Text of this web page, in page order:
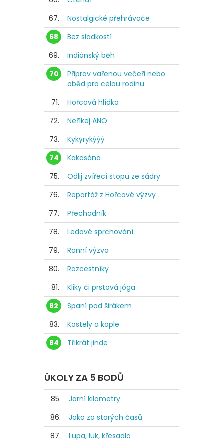
67.
Nostalgické přehrávače
68
Bez sladkostí
69.
Indiánský běh
70
Připrav vařenou večeři nebo
oběd pro celou rodinu
71.
Hořcová hlídka
72.
Neříkej ANO
73.
Kykyrykýýý
74
Kakasána
75.
Odlij zvířecí stopu ze sádry
76.
Reportáž z Hořcové výzvy
77.
Přechodník
78.
Ledové sprchování
79.
Ranní výzva
80.
Rozcestníky
81.
Kliky či prstová jóga
82
Spaní pod širákem
83.
Kostely a kaple
84
Třikrát jinde
ÚKOLY ZA 5 BODŮ
85.
Jarní kilometry
86.
Jako za starých časů
87.
Lupa, luk, křesadlo